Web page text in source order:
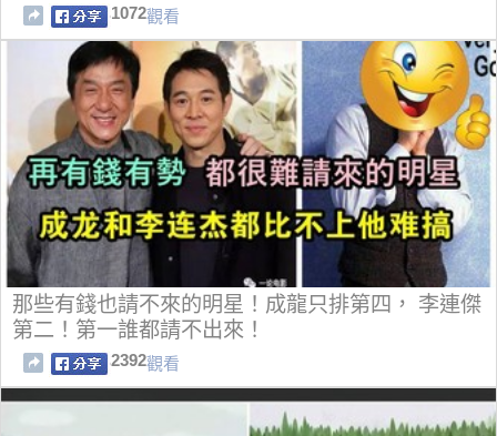
星」！
1072觀看
那些有錢也請不來的明星！成龍只排第四， ​李連傑
第二！第一誰都請不出來！
2392觀看